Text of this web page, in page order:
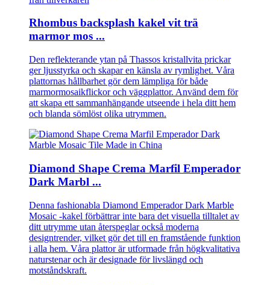
Rhombus backsplash kakel vit trä
marmor mos ...
Den reflekterande ytan på Thassos kristallvita prickar
ger ljusstyrka och skapar en känsla av rymlighet. Våra
plattornas hållbarhet gör dem lämpliga för både
marmormosaikflickor och väggplattor. Använd dem för
att skapa ett sammanhängande utseende i hela ditt hem
och blanda sömlöst olika utrymmen.
Diamond Shape Crema Marfil Emperador
Dark Marbl ...
Denna fashionabla Diamond Emperador Dark Marble
Mosaic -kakel förbättrar inte bara det visuella tilltalet av
ditt utrymme utan återspeglar också moderna
designtrender, vilket gör det till en framstående funktion
i alla hem. Våra plattor är utformade från högkvalitativa
naturstenar och är designade för livslängd och
motståndskraft.